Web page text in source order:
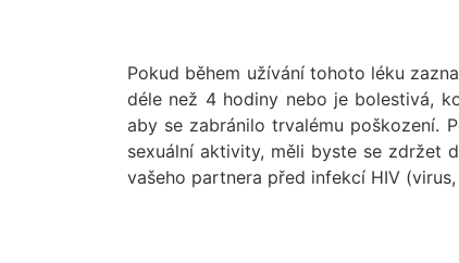
Pokud během užívání tohoto léku
déle než 4 hodiny nebo je bolestivá,
aby se zabránilo trvalému poškození.
sexuální aktivity, měli byste se zdržet
vašeho partnera před infekcí HIV